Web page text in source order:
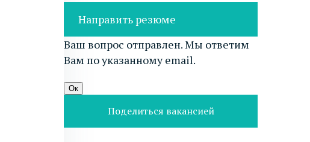
Направить резюме
Ваш вопрос отправлен. Мы ответим
Вам по указанному email.
Ок
Поделиться вакансией